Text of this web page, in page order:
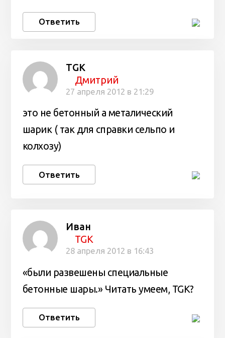
Ответить
TGK
Дмитрий
27 апреля 2012 в 21:29
это не бетонный а металический
шарик ( так для справки сельпо и
колхозу)
Ответить
Иван
TGK
28 апреля 2012 в 16:43
«были развешены специальные
бетонные шары.» Читать умеем, TGK?
Ответить